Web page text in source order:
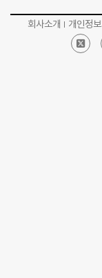
회사소개 개인정